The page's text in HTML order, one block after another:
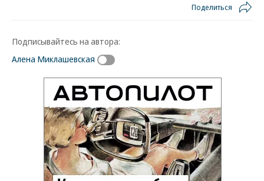
Поделиться
Подписывайтесь на автора:
Алена Миклашевская